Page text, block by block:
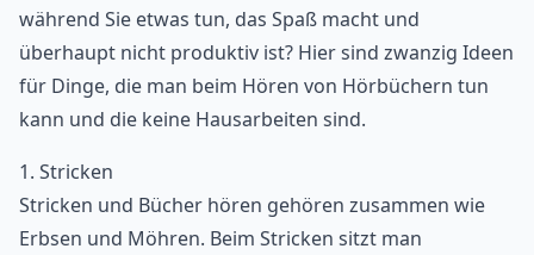
während Sie etwas tun, das Spaß macht und
überhaupt nicht produktiv ist? Hier sind zwanzig Ideen
für Dinge, die man beim Hören von Hörbüchern tun
kann und die keine Hausarbeiten sind.
1. Stricken
Stricken und Bücher hören gehören zusammen wie
Erbsen und Möhren. Beim Stricken sitzt man